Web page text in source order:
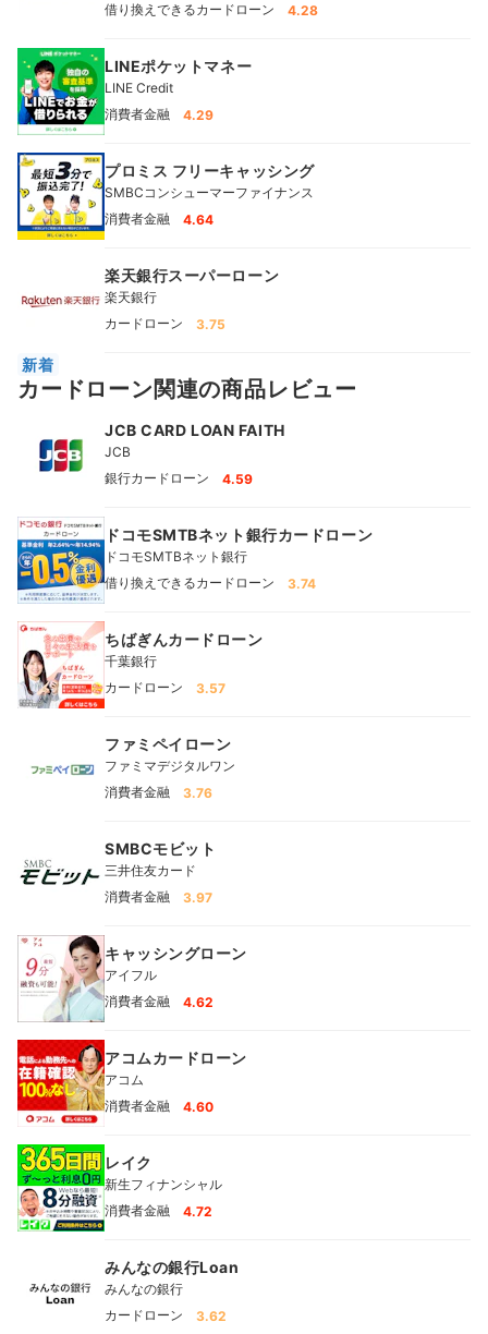
借り換えできるカードローン
4.28
LINEポケットマネー
LINE Credit
消費者金融
4.29
プロミス フリーキャッシング
SMBCコンシューマーファイナンス
消費者金融
4.64
楽天銀行スーパーローン
楽天銀行
カードローン
3.75
新着
カードローン関連の商品レビュー
JCB CARD LOAN FAITH
JCB
銀行カードローン
4.59
ドコモSMTBネット銀行カードローン
ドコモSMTBネット銀行
借り換えできるカードローン
3.74
ちばぎんカードローン
千葉銀行
カードローン
3.57
ファミペイローン
ファミマデジタルワン
消費者金融
3.76
SMBCモビット
三井住友カード
消費者金融
3.97
キャッシングローン
アイフル
消費者金融
4.62
アコムカードローン
アコム
消費者金融
4.60
レイク
新生フィナンシャル
消費者金融
4.72
みんなの銀行Loan
みんなの銀行
カードローン
3.62